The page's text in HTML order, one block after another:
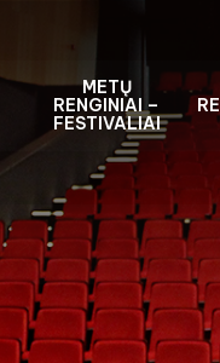
METŲ
RENGINIAI –
FESTIVALIAI